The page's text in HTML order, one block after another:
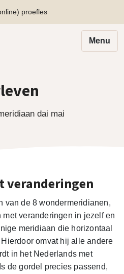
proefles
Menu
dai mai
veranderingen
van de 8 wondermeridianen,
veranderingen in jezelf en
meridiaan die horizontaal
omvat hij alle andere
in het Nederlands met
de gordel precies passend,